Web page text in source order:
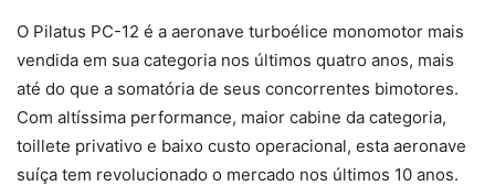
O Pilatus PC-12 é a aeronave turboélice monomotor mais
vendida em sua categoria nos últimos quatro anos, mais
até do que a somatória de seus concorrentes bimotores.
Com altíssima performance, maior cabine da categoria,
toillete privativo e baixo custo operacional, esta aeronave
suíça tem revolucionado o mercado nos últimos 10 anos.